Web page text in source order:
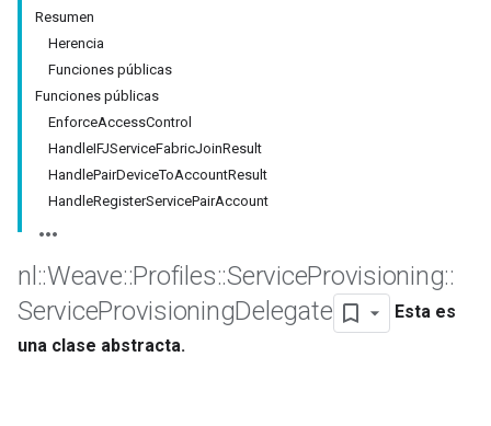
Resumen
Herencia
Funciones públicas
Funciones públicas
EnforceAccessControl
HandleIFJServiceFabricJoinResult
HandlePairDeviceToAccountResult
HandleRegisterServicePairAccount
nl ::Weave::Profiles::ServiceProvisioning::
ServiceProvisioningDelegate
Esta es
una clase abstracta.